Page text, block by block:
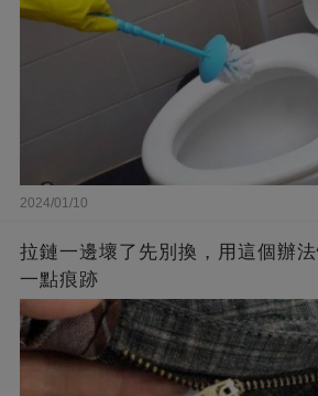
2024/01/10
拉鏈一邊壞了先別換，用這個辦
一點痕跡